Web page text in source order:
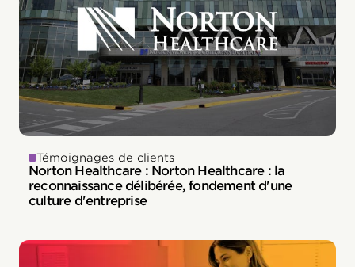
Témoignages de clients
Norton Healthcare : Norton Healthcare : la
reconnaissance délibérée, fondement d'une
culture d'entreprise